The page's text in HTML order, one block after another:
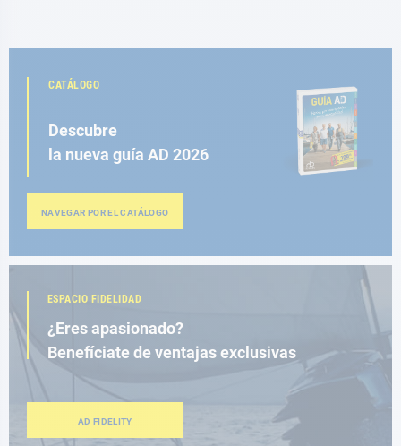
CATÁLOGO
Descubre
la nueva guía AD 2026
NAVEGAR POR EL CATÁLOGO
ESPACIO FIDELIDAD
¿Eres apasionado?
Benefíciate de ventajas exclusivas
AD FIDELITY